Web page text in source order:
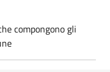
compongono gli